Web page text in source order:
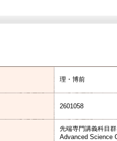
理・博前
2601058
先端専門講義科目
Advanced Science